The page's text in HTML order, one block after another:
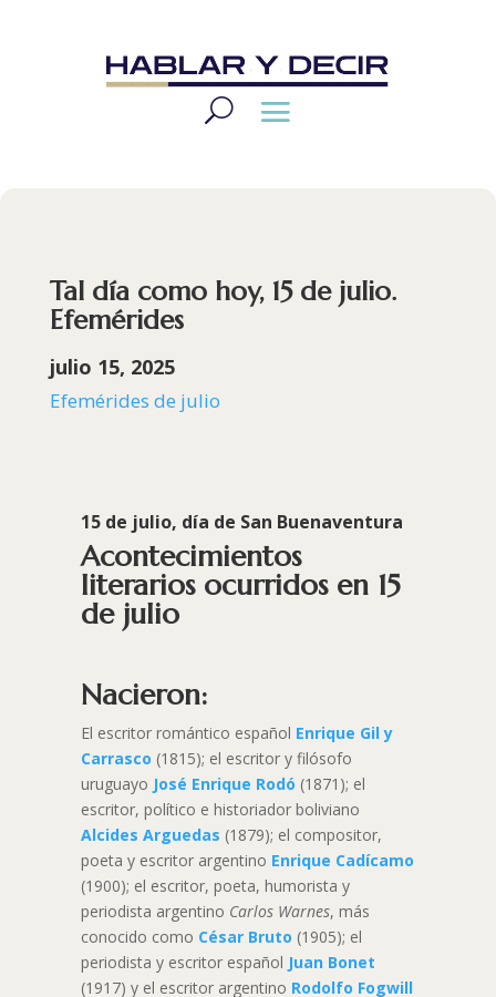
Tal día como hoy, 15 de julio.
Efemérides
julio 15, 2025
Efemérides de julio
15 de julio, día de San Buenaventura
Acontecimientos
literarios ocurridos en 15
de julio
Nacieron:
El escritor romántico español Enrique Gil y
Carrasco (1815); el escritor y filósofo
uruguayo José Enrique Rodó (1871); el
escritor, político e historiador boliviano
Alcides Arguedas (1879); el compositor,
poeta y escritor argentino Enrique Cadícamo
(1900); el escritor, poeta, humorista y
periodista argentino Carlos Warnes, más
conocido como César Bruto (1905); el
periodista y escritor español Juan Bonet
(1917) y el escritor argentino Rodolfo Fogwill